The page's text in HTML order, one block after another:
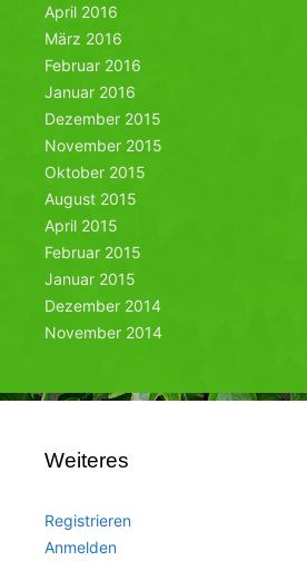
April 2016
März 2016
Februar 2016
Januar 2016
Dezember 2015
November 2015
Oktober 2015
August 2015
April 2015
Februar 2015
Januar 2015
Dezember 2014
November 2014
Weiteres
Registrieren
Anmelden